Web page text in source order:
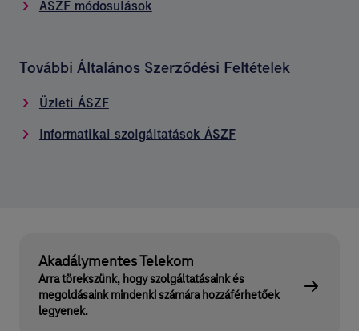
ÁSZF módosulások
További Általános Szerződési Feltételek
Üzleti ÁSZF
Informatikai szolgáltatások ÁSZF
Akadálymentes Telekom
Arra törekszünk, hogy szolgáltatásaink és
megoldásaink mindenki számára hozzáférhetőek
legyenek.